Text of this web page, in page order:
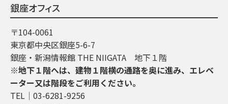
銀座オフィス
〒104-0061
東京都中央区銀座5-6-7
銀座・新潟情報館 THE NIIGATA 地下１階
※地下１階へは、建物１階横の通路を奥に進み、エレベ
ーター又は階段をご利用ください。
TEL│03-6281-9256